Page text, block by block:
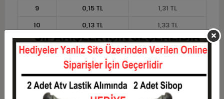
9
0,15 TL
1,31 TL
10
0,13 TL
1,33 TL
11
0,12 TL
1,34 TL
12
0,11 TL 1,36 TL